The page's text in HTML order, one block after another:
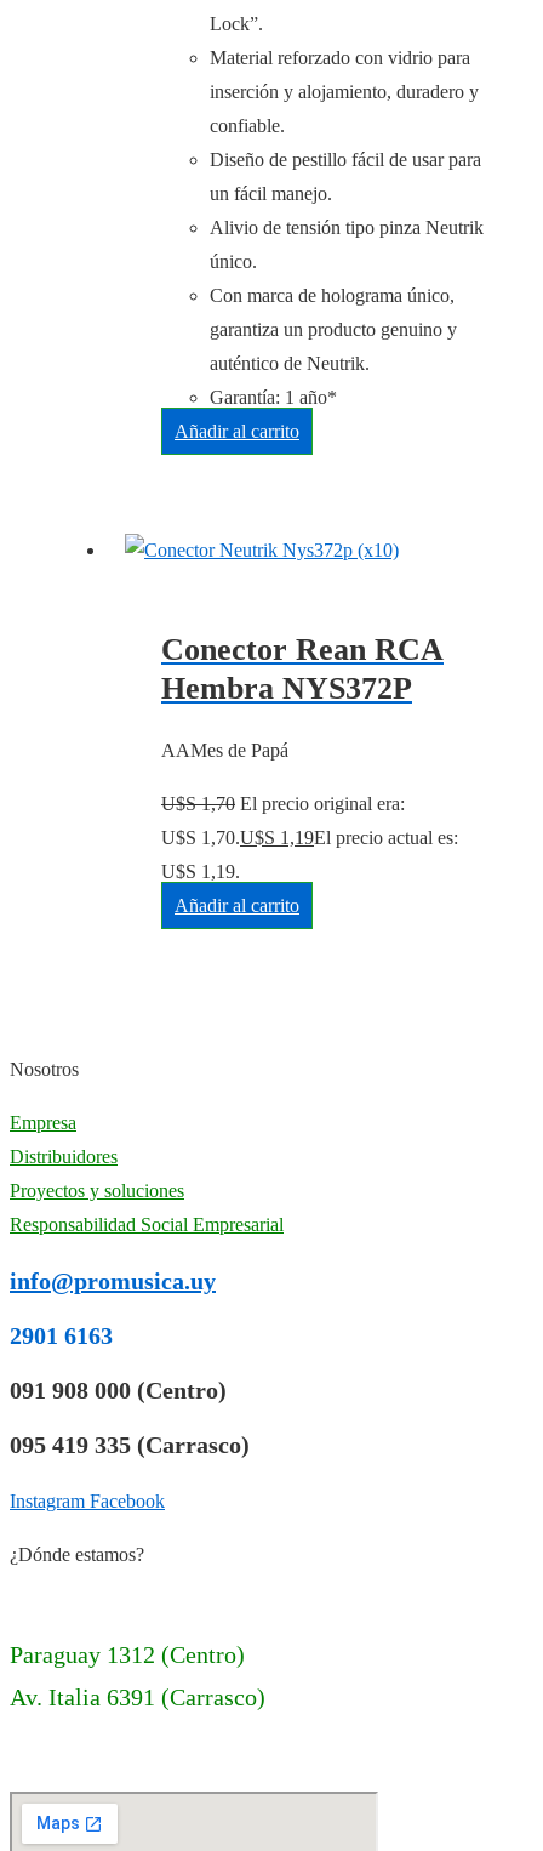
Lock”.
Material reforzado con vidrio para
inserción y alojamiento, duradero y
confiable.
Diseño de pestillo fácil de usar para
un fácil manejo.
Alivio de tensión tipo pinza Neutrik
único.
Con marca de holograma único,
garantiza un producto genuino y
auténtico de Neutrik.
Garantía: 1 año*
Añadir al carrito
Conector Rean RCA
Hembra NYS372P
AAMes de Papá
U$S1,70 El precio original era:
U$S 1,70.U$S 1,19El precio actual es:
U$S 1,19.
Añadir al carrito
Nosotros
Empresa
Distribuidores
Proyectos y soluciones
Responsabilidad Social Empresarial
info@promusica.uy
2901 6163
091 908 000 (Centro)
095 419 335 (Carrasco)
Instagram Facebook
¿Dónde estamos?
Paraguay 1312 (Centro)
Av. Italia 6391 (Carrasco)